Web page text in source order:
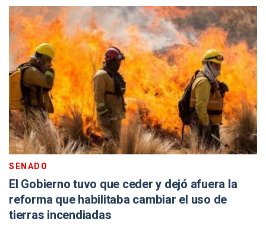
SENADO
El Gobierno tuvo que ceder y dejó afuera la
reforma que habilitaba cambiar el uso de
tierras incendiadas